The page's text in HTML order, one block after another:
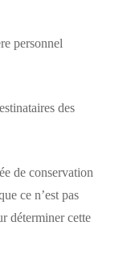
personnel
des
de conservation
ce n’est pas
déterminer cette